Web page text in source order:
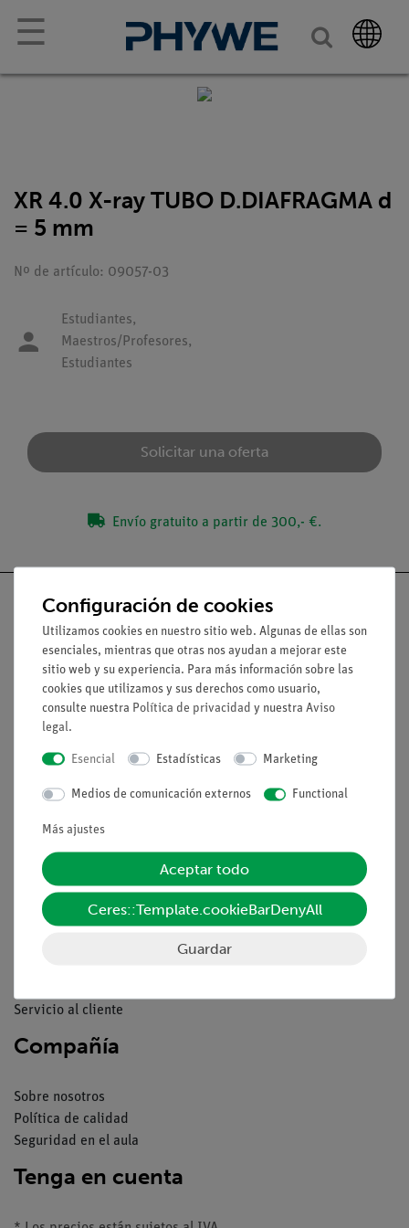
☰
XR 4.0 X-ray TUBO D.DIAFRAGMA d
= 5 mm
Nº de artículo: 09057-03
Estudiantes,
Maestros/Profesores,
Estudiantes
Solicitar una oferta
Envío gratuito a partir de 300,- €.
Nach oben
Aviso lega
Contacto
Condiciones comerciales generales
Pie de imprenta
Servicio
Resumen del servicio
Servicio al cliente
Compañía
Sobre nosotros
Política de calidad
Seguridad en el aula
Tenga en cuenta
Configuración de cookies
Utilizamos cookies en nuestro sitio web. Algunas de ellas son
esenciales, mientras que otras nos ayudan a mejorar este
sitio web y su experiencia. Para más información sobre las
cookies que utilizamos y sus derechos como usuario,
consulte nuestra Política de privacidad y nuestra Aviso
legal.
Esencial Estadísticas Marketing
Medios de comunicación externos Functional
Más ajustes
Aceptar todo
Ceres::Template.cookieBarDenyAll
Guardar